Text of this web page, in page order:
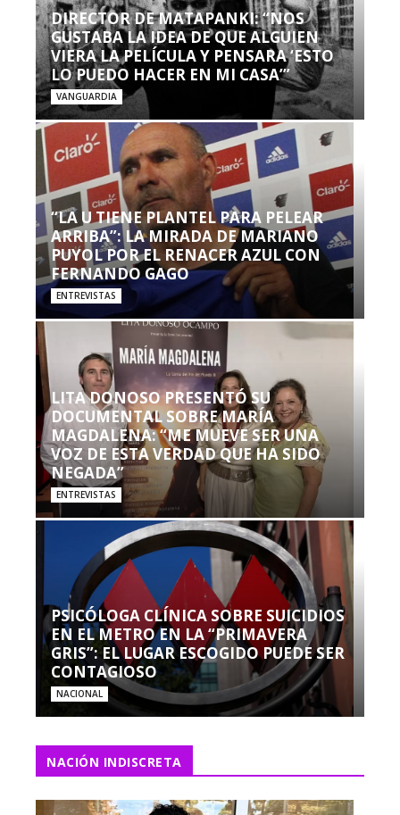
DIRECTOR DE MATAPANKI: “NOS
GUSTABA LA IDEA DE QUE ALGUIEN
VIERA LA PELÍCULA Y PENSARA ‘ESTO
LO PUEDO HACER EN MI CASA’”
VANGUARDIA
“LA U TIENE PLANTEL PARA PELEAR
ARRIBA”: LA MIRADA DE MARIANO
PUYOL POR EL RENACER AZUL CON
FERNANDO GAGO
ENTREVISTAS
LITA DONOSO PRESENTÓ SU
DOCUMENTAL SOBRE MARÍA
MAGDALENA: “ME MUEVE SER UNA
VOZ DE ESTA VERDAD QUE HA SIDO
NEGADA”
ENTREVISTAS
PSICÓLOGA CLÍNICA SOBRE SUICIDIOS
EN EL METRO EN LA “PRIMAVERA
GRIS”: EL LUGAR ESCOGIDO PUEDE SER
CONTAGIOSO
NACIONAL
NACIÓN INDISCRETA